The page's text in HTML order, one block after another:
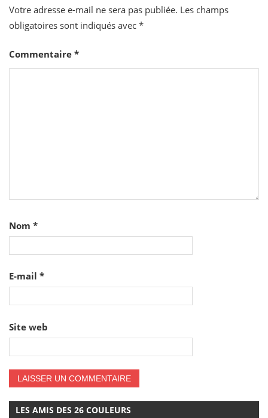
Votre adresse e-mail ne sera pas publiée. Les champs
obligatoires sont indiqués avec *
Commentaire *
Nom *
E-mail *
Site web
LES AMIS DES 26 COULEURS